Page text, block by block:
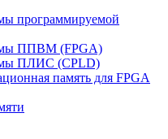
программируемой
ППВМ (FPGA)
ПЛИС (CPLD)
память для FPGA